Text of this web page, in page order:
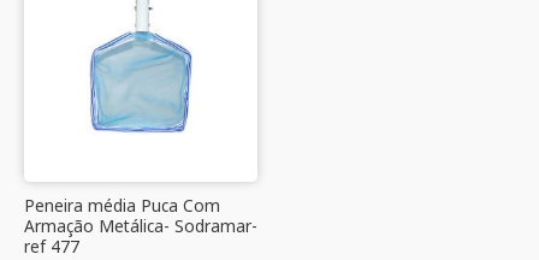
Peneira média Puca Com
Armação Metálica- Sodramar-
ref 477